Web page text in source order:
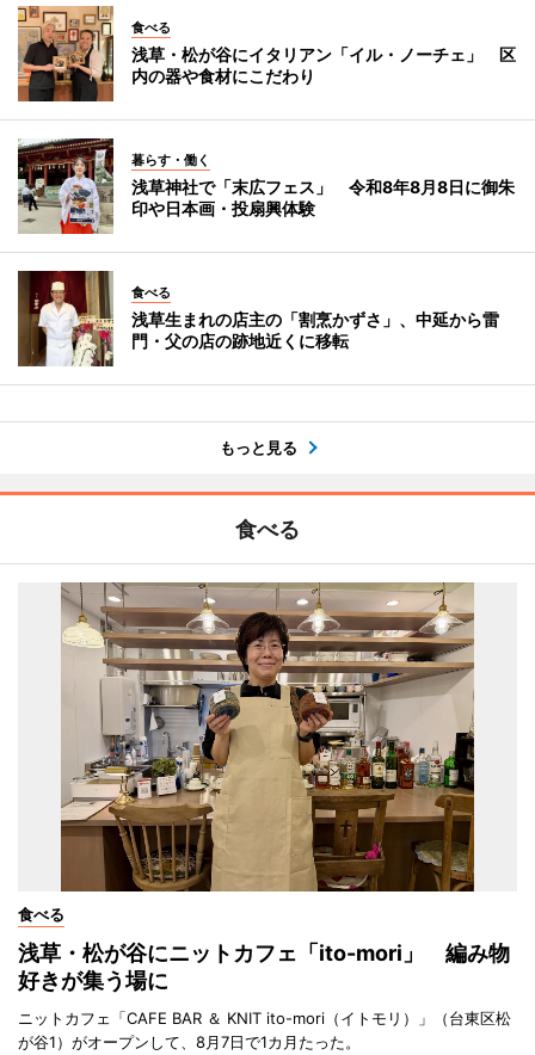
食べる
浅草・松が谷にイタリアン「イル・ノーチェ」 区
内の器や食材にこだわり
暮らす・働く
浅草神社で「末広フェス」 令和8年8月8日に御朱
印や日本画・投扇興体験
食べる
浅草生まれの店主の「割烹かずさ」、中延から雷
門・父の店の跡地近くに移転
もっと見る
食べる
食べる
浅草・松が谷にニットカフェ「ito-mori」 編み物
好きが集う場に
ニットカフェ「CAFE BAR ＆ KNIT ito-mori（イトモリ）」（台東区松
が谷1）がオープンして、8月7日で1カ月たった。